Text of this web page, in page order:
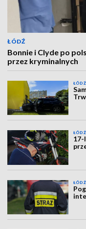
ŁÓDŹ
Bonnie i Clyde po
przez kryminalnych
ŁÓDŹ
ŁÓDŹ
17-
ŁÓDŹ